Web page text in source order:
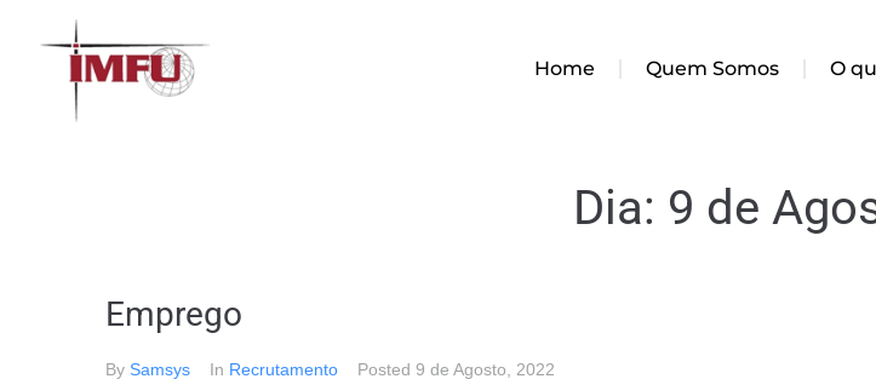
Home Quem Somos O
Dia: 9 de
Emprego
By Samsys In Recrutamento Posted 9 de Agosto, 2022